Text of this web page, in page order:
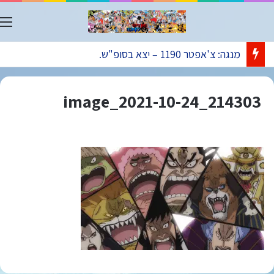
מנגה: צ'אפטר 1190 – יצא בסופ"ש.
image_2021-10-24_214303